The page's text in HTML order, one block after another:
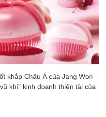
khắp Châu Á của Jang Won
khí" kinh doanh thiên tài của